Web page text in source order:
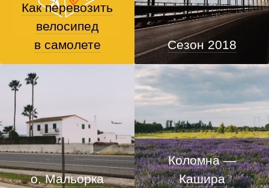
Как перевозить
велосипед
в самолете
Сезон 2018
о. Мальорка
Коломна —
Кашира